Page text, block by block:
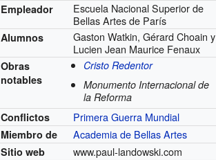
Empleador
Escuela Nacional Superior de
Bellas Artes de París
Alumnos
Gaston Watkin, Gérard Choain y
Lucien Jean Maurice Fenaux
Obras
notables
Cristo Redentor
Monumento Internacional de
la Reforma
Conflictos
Primera Guerra Mundial
Miembro de Academia de Bellas Artes
Sitio web www.paul-landowski.com